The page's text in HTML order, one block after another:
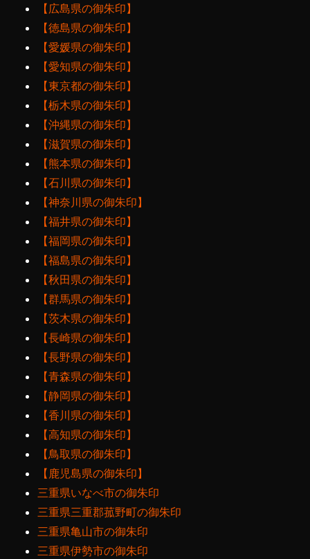
【広島県の御朱印】
【徳島県の御朱印】
【愛媛県の御朱印】
【愛知県の御朱印】
【東京都の御朱印】
【栃木県の御朱印】
【沖縄県の御朱印】
【滋賀県の御朱印】
【熊本県の御朱印】
【石川県の御朱印】
【神奈川県の御朱印】
【福井県の御朱印】
【福岡県の御朱印】
【福島県の御朱印】
【秋田県の御朱印】
【群馬県の御朱印】
【茨木県の御朱印】
【長崎県の御朱印】
【長野県の御朱印】
【青森県の御朱印】
【静岡県の御朱印】
【香川県の御朱印】
【高知県の御朱印】
【鳥取県の御朱印】
【鹿児島県の御朱印】
三重県いなべ市の御朱印
三重県三重郡菰野町の御朱印
三重県亀山市の御朱印
三重県伊勢市の御朱印